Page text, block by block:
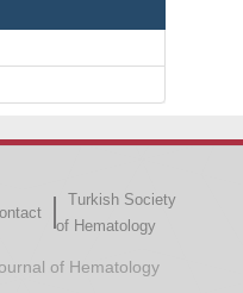
Turkish Society
of Hematology
of Hematology